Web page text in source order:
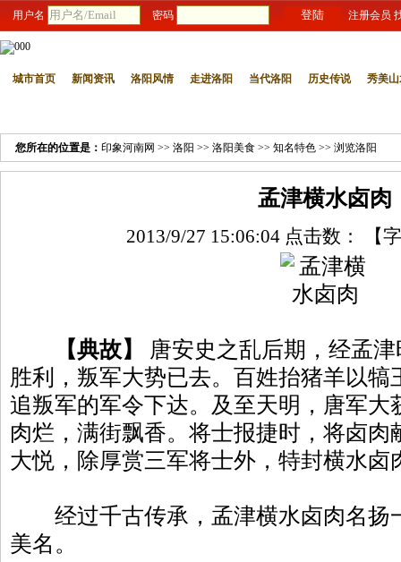
用户名 密码 注册会员
城市首页 新闻资讯 洛阳风情 走进洛阳 当代洛阳 历史传说 秀美
您所在的位置是： 印象河南网 >> 洛阳 >> 洛阳美食 >> 知名特色 >> 浏览洛阳
孟津横水卤肉
2013/9/27 15:06:04 点击数： 【
【典故】
唐安史之乱后期，经孟
胜利，叛军大势已去。百姓抬猪羊以
追叛军的军令下达。及至天明，唐军大
肉烂，满街飘香。将士报捷时，将卤
大悦，除厚赏三军将士外，特封横水卤
经过千古传承，孟津横水卤肉名扬
美名。